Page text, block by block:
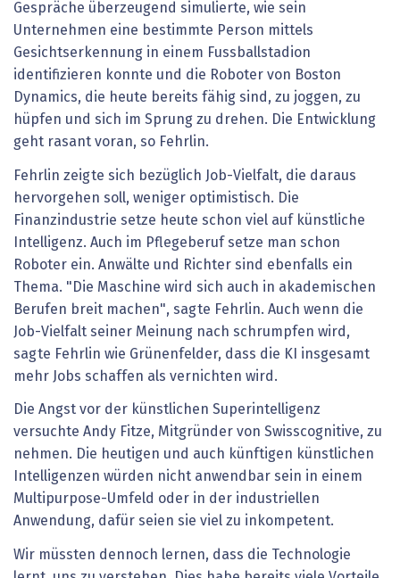
Gespräche überzeugend simulierte, wie sein
Unternehmen eine bestimmte Person mittels
Gesichtserkennung in einem Fussballstadion
identifizieren konnte und die Roboter von Boston
Dynamics, die heute bereits fähig sind, zu joggen, zu
hüpfen und sich im Sprung zu drehen. Die Entwicklung
geht rasant voran, so Fehrlin.
Fehrlin zeigte sich bezüglich Job-Vielfalt, die daraus
hervorgehen soll, weniger optimistisch. Die
Finanzindustrie setze heute schon viel auf künstliche
Intelligenz. Auch im Pflegeberuf setze man schon
Roboter ein. Anwälte und Richter sind ebenfalls ein
Thema. "Die Maschine wird sich auch in akademischen
Berufen breit machen", sagte Fehrlin. Auch wenn die
Job-Vielfalt seiner Meinung nach schrumpfen wird,
sagte Fehrlin wie Grünenfelder, dass die KI insgesamt
mehr Jobs schaffen als vernichten wird.
Die Angst vor der künstlichen Superintelligenz
versuchte Andy Fitze, Mitgründer von Swisscognitive, zu
nehmen. Die heutigen und auch künftigen künstlichen
Intelligenzen würden nicht anwendbar sein in einem
Multipurpose-Umfeld oder in der industriellen
Anwendung, dafür seien sie viel zu inkompetent.
Wir müssten dennoch lernen, dass die Technologie